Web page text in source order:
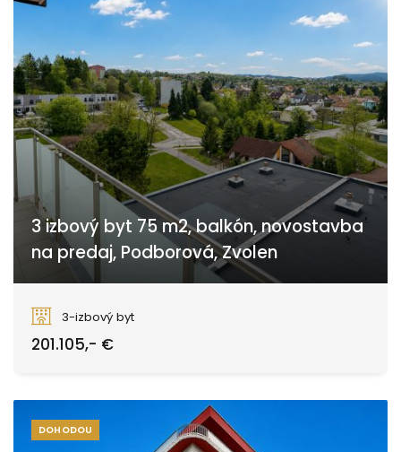
3 izbový byt 75 m2, balkón, novostavba
na predaj, Podborová, Zvolen
3-izbový byt
201.105,- €
DOHODOU